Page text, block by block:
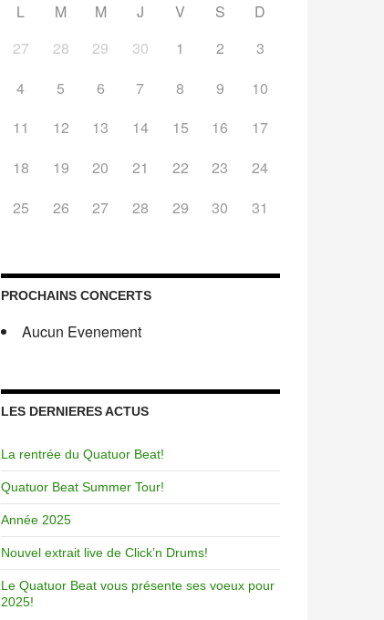
L M M J V S
D
27
28 29 30 1 2
3
4
5 6 7 8 9
10
11
12 13 14 15 16
17
18
19 20 21 22 23
24
25
26 27 28 29 30 31
PROCHAINS CONCERTS
Aucun Evenement
LES DERNIERES ACTUS
La rentrée du Quatuor Beat!
Quatuor Beat Summer Tour!
Année 2025
Nouvel extrait live de Click’n Drums!
Le Quatuor Beat vous présente ses voeux pour
2025!